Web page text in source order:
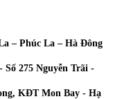
– Phúc La – Hà Đông
Số 275 Nguyễn Trãi -
KĐT Mon Bay - Hạ